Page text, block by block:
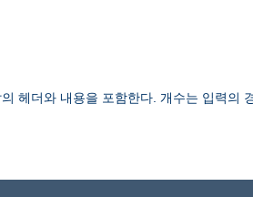
헤더와 내용을 포함한다. 개수는 입력의